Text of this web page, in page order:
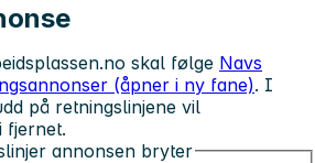
skal følge Navs
(åpner i ny fane). I
på retningslinjene vil
fjernet.
annonsen bryter